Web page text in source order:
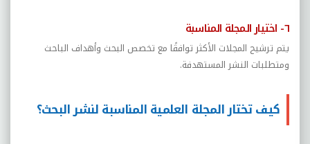
٦- اختيار المجلة المناسبة
يتم ترشيح المجلات الأكثر توافقًا مع تخصص البحث وأهداف الباحث
ومتطلبات النشر المستهدفة.
كيف تختار المجلة العلمية المناسبة لنشر البحث؟